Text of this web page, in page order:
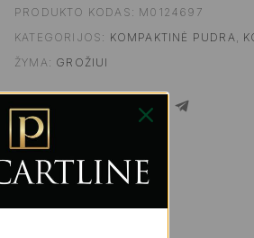
PRODUKTO KODAS: M0124697
KATEGORIJOS: KOMPAKTINĖ PUDRA
ŽYMA: GROŽIUI
SHARE